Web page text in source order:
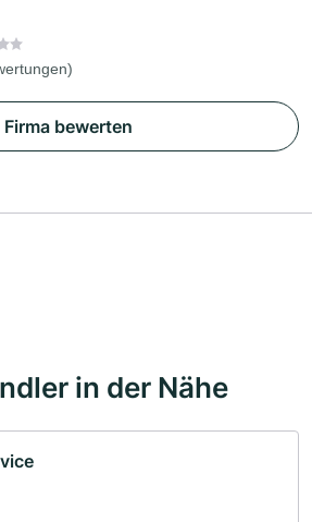
Firma bewerten
in der Nähe